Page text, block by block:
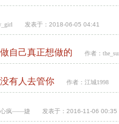
发表于：2018-06-05 04:41
自己真正想做的 作者：
有人去管你 作者： 江城1998
心疯——婕 发表于：2016-11-06 00:35